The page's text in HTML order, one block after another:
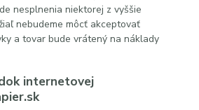
nesplnenia niektorej z vyššie
nebudeme môcť akceptovať
a tovar bude vrátený na náklady
internetovej